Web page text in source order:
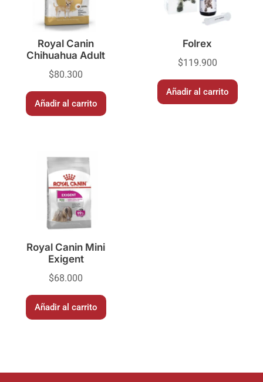
Royal Canin
Chihuahua Adult
$80.300
Añadir al carrito
Folrex
$119.900
Añadir al carrito
Royal Canin Mini
Exigent
$68.000
Añadir al carrito